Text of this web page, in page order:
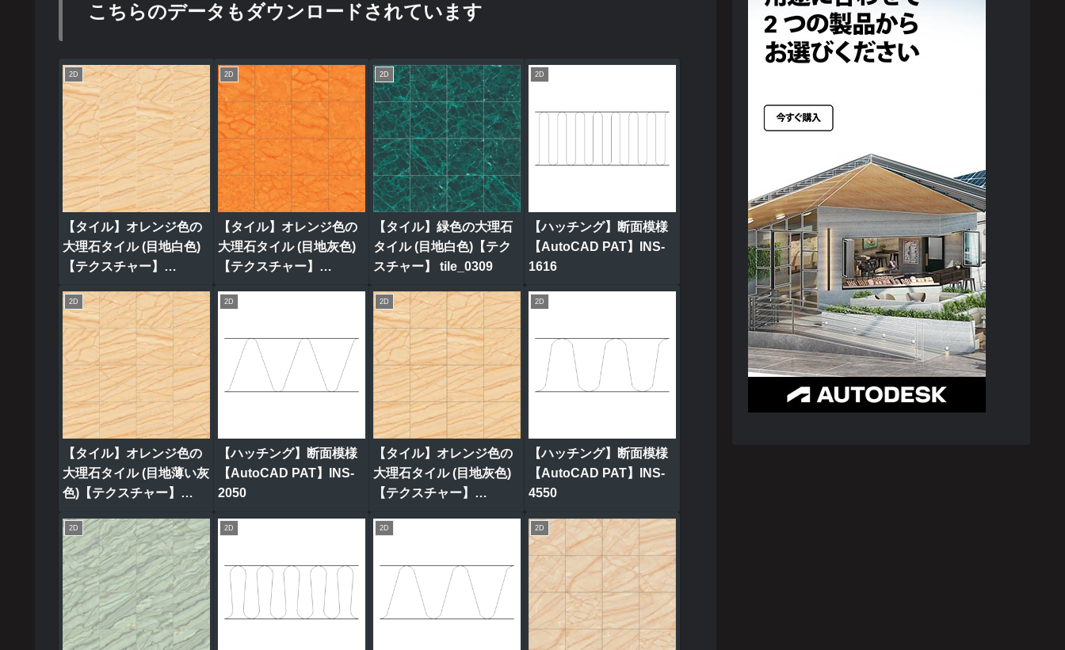
こちらのデータもダウンロードされています
2D
【タイル】オレンジ色の
大理石タイル (目地白色)
【テクスチャー】
2D
【タイル】オレンジ色の
大理石タイル (目地灰色)
【テクスチャー】
2D
【タイル】緑色の大理石
タイル (目地白色)【テク
スチャー】 tile_0309
2D
【ハッチング】断面模様
【AutoCAD PAT】INS-
1616
2D
【タイル】オレンジ色の
大理石タイル (目地薄い灰
色)【テクスチャー】
2D
【ハッチング】断面模様
【AutoCAD PAT】INS-
2050
2D
【タイル】オレンジ色の
大理石タイル (目地灰色)
【テクスチャー】
2D
【ハッチング】断面模様
【AutoCAD PAT】INS-
4550
2D 2D 2D 2D